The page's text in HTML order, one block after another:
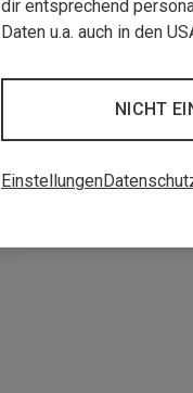
dir entsprechend
Daten u.a. auch in den
NICHT
Einstellungen